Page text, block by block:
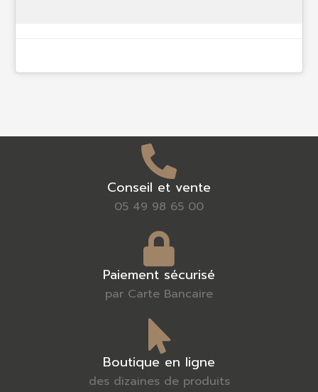
Conseil et vente
05 49 98 65 00
Paiement sécurisé
par Carte Bancaire
Boutique en ligne
des dizaines de produits